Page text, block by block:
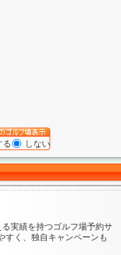
る しない
実績を持つゴルフ場予約サ
すく、独自キャンペーンも